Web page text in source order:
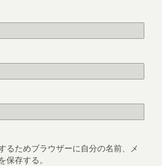
るためブラウザーに自分の名前、メ
保存する。